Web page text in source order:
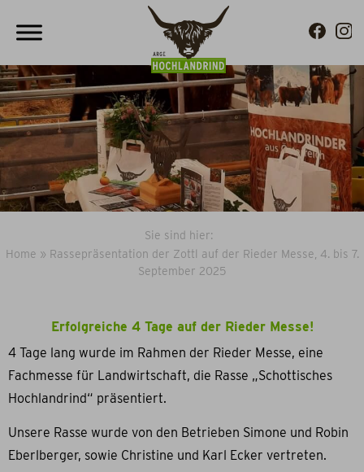
Sie sind hier:
Home » Rassepräsentation der Zottl auf der Rieder Messe, 4. bis 7.
September 2025
Erfolgreiche 4 Tage auf der Rieder Messe!
4 Tage lang wurde im Rahmen der Rieder Messe, eine
Fachmesse für Landwirtschaft, die Rasse „Schottisches
Hochlandrind“ präsentiert.
Unsere Rasse wurde von den Betrieben Simone und Robin
Eberlberger, sowie Christine und Karl Ecker vertreten.